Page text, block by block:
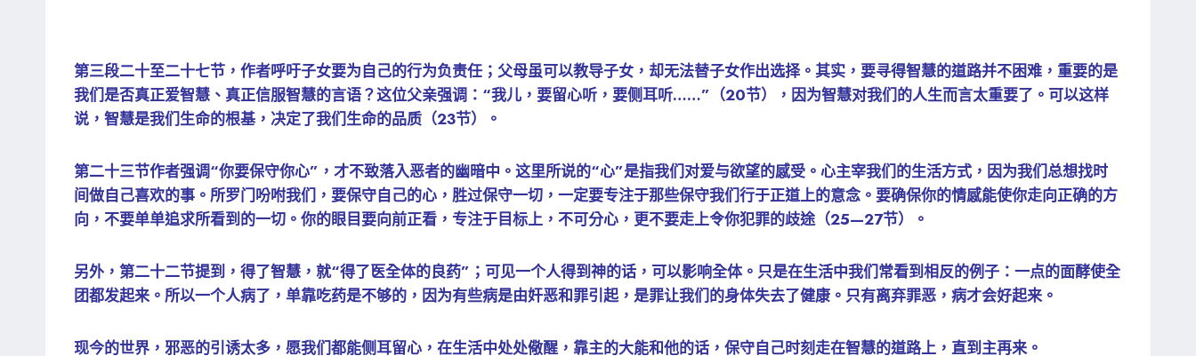
第三段二十至二十七节，作者呼吁子女要为自己的行为负责任；父母虽可以教导子女，却无法替子女作出选择。其实，要寻得智慧的道路并不困难，重要的是
我们是否真正爱智慧、真正信服智慧的言语？这位父亲强调：“我儿，要留心听，要侧耳听……”（20节），因为智慧对我们的人生而言太重要了。可以这样
说，智慧是我们生命的根基，决定了我们生命的品质（23节）。
第二十三节作者强调“你要保守你心”，才不致落入恶者的幽暗中。这里所说的“心”是指我们对爱与欲望的感受。心主宰我们的生活方式，因为我们总想找时
间做自己喜欢的事。所罗门吩咐我们，要保守自己的心，胜过保守一切，一定要专注于那些保守我们行于正道上的意念。要确保你的情感能使你走向正确的方
向，不要单单追求所看到的一切。你的眼目要向前正看，专注于目标上，不可分心，更不要走上令你犯罪的歧途（25—27节）。
另外，第二十二节提到，得了智慧，就“得了医全体的良药”；可见一个人得到神的话，可以影响全体。只是在生活中我们常看到相反的例子：一点的面酵使全
团都发起来。所以一个人病了，单靠吃药是不够的，因为有些病是由奸恶和罪引起，是罪让我们的身体失去了健康。只有离弃罪恶，病才会好起来。
现今的世界，邪恶的引诱太多，愿我们都能侧耳留心，在生活中处处儆醒，靠主的大能和他的话，保守自己时刻走在智慧的道路上，直到主再来。